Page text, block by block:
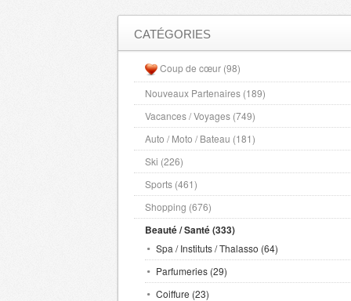
CATÉGORIES
Coup de cœur (98)
Nouveaux Partenaires (189)
Vacances / Voyages (749)
Auto / Moto / Bateau (181)
Ski (226)
Sports (461)
Shopping (676)
Beauté / Santé (333)
Spa / Instituts / Thalasso (64)
Parfumeries (29)
Coiffure (23)